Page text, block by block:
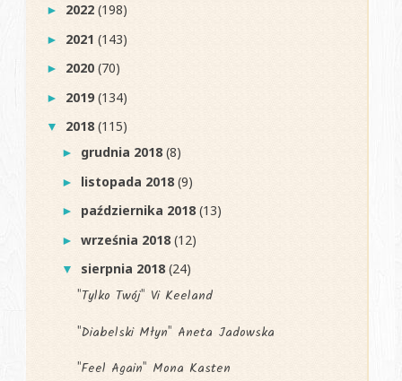
► 2022(198)
► 2021(143)
► 2020(70)
► 2019(134)
▼ 2018(115)
► grudnia 2018(8)
► listopada 2018(9)
► października 2018(13)
►września 2018(12)
▼ sierpnia 2018(24)
"Tylko Twój" Vi Keeland
"Diabelski Młyn" Aneta Jadowska
"Feel Again" Mona Kasten